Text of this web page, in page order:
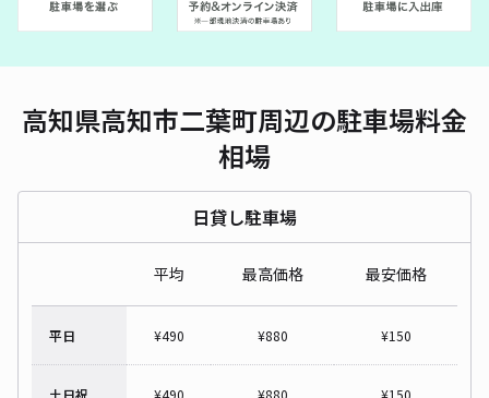
高知県高知市二葉町周辺の駐車場料金
相場
日貸し駐車場
平均 最高価格 最安価格
平日 ¥490 ¥880 ¥150
土日祝 ¥490 ¥880 ¥150